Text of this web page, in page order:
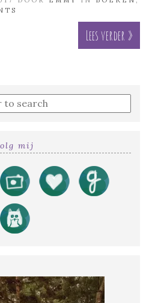
Lees verder »
mij